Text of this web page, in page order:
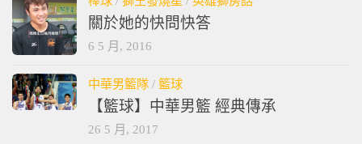
關於她的快問快答
6 5 月, 2016
中華男籃隊 / 籃球
【籃球】中華男籃 經典傳承
26 5 月, 2017